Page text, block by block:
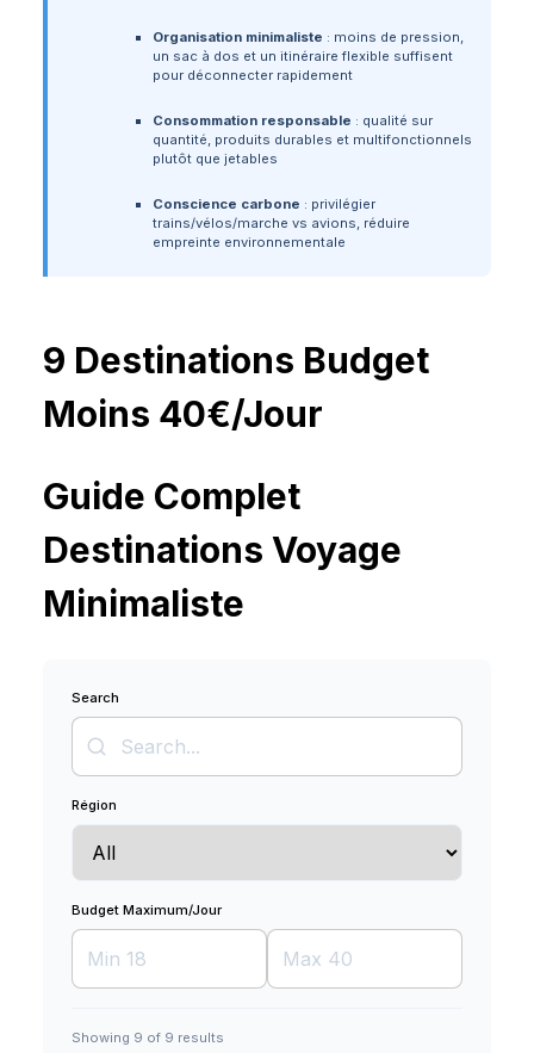
Organisation minimaliste : moins de pression,
un sac à dos et un itinéraire flexible suffisent
pour déconnecter rapidement
Consommation responsable : qualité sur
quantité, produits durables et multifonctionnels
plutôt que jetables
Conscience carbone : privilégier
trains/vélos/marche vs avions, réduire
empreinte environnementale
9 Destinations Budget
Moins 40€/Jour
Guide Complet
Destinations Voyage
Minimaliste
Search
Région
Budget Maximum/Jour
Showing 9 of 9 results